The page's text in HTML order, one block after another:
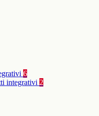
6
integrativi 2